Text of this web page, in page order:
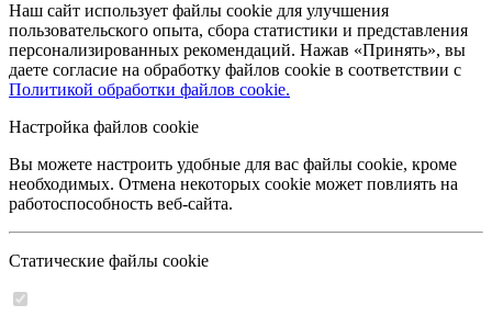
Наш сайт использует файлы cookie для улучшения
пользовательского опыта, сбора статистики и представления
персонализированных рекомендаций. Нажав «Принять», вы
даете согласие на обработку файлов cookie в соответствии с
Политикой обработки файлов cookie.
Настройка файлов cookie
Вы можете настроить удобные для вас файлы cookie, кроме
необходимых. Отмена некоторых cookie может повлиять на
работоспособность веб-сайта.
Статические файлы cookie